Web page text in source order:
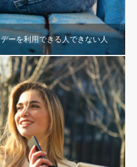
ーを利用できる人できない人